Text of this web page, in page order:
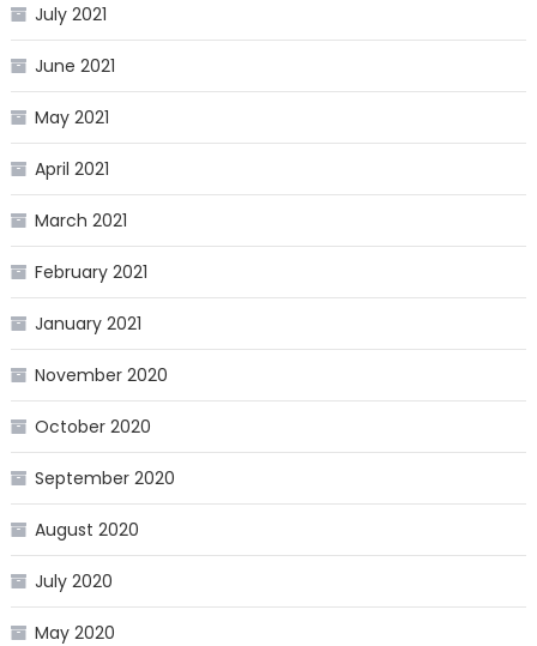
July 2021
June 2021
May 2021
April 2021
March 2021
February 2021
January 2021
November 2020
October 2020
September 2020
August 2020
July 2020
May 2020